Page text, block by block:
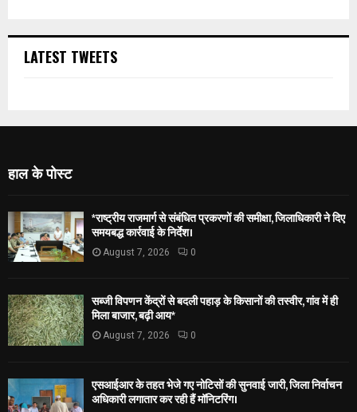
LATEST TWEETS
हाल के पोस्ट
*राष्ट्रीय राजमार्ग से संबंधित प्रकरणों की समीक्षा, जिलाधिकारी ने दिए
समयबद्ध कार्रवाई के निर्देश।
August 7, 2026 0
सब्जी विपणन केंद्रों से बदली पहाड़ के किसानों की तस्वीर, गांव में ही
मिला बाजार, बढ़ी आय*
August 7, 2026 0
एसआईआर के तहत भेजे गए नोटिसों की सुनवाई जारी, जिला निर्वाचन
अधिकारी लगातार कर रही हैं मॉनिटरिंग।